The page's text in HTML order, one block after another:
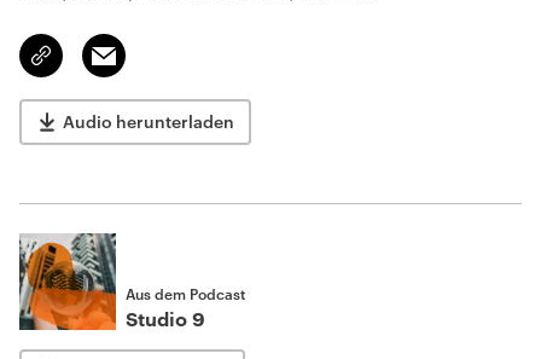
Link
kopieren/teilen
Email
Audio herunterladen
Aus dem Podcast
Studio 9